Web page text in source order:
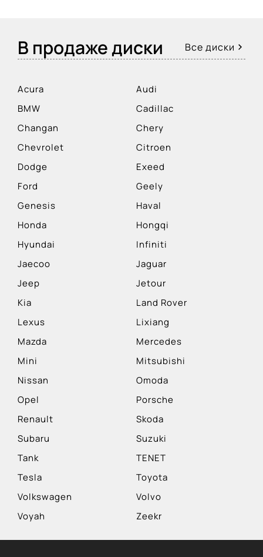
В продаже диски Все диски
Acura
Audi
BMW
Cadillac
Changan
Chery
Chevrolet
Citroen
Dodge
Exeed
Ford
Geely
Genesis
Haval
Honda
Hongqi
Hyundai
Infiniti
Jaecoo
Jaguar
Jeep
Jetour
Kia
Land Rover
Lexus
Lixiang
Mazda
Mercedes
Mini
Mitsubishi
Nissan
Omoda
Opel
Porsche
Renault
Skoda
Subaru
Suzuki
Tank
TENET
Tesla
Toyota
Volkswagen
Volvo
Voyah
Zeekr